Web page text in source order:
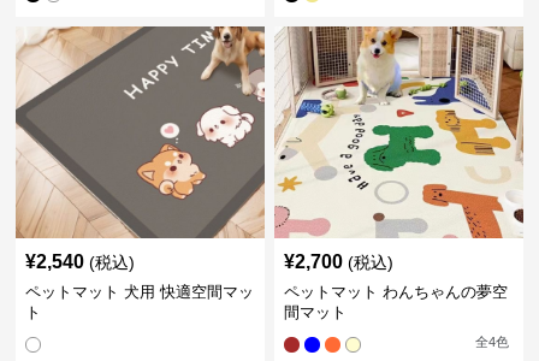
¥2,540 (税込)
ペットマット 犬用 快適空間マッ
ト
¥2,700 (税込)
ペットマット わんちゃんの夢空
間マット
全4色